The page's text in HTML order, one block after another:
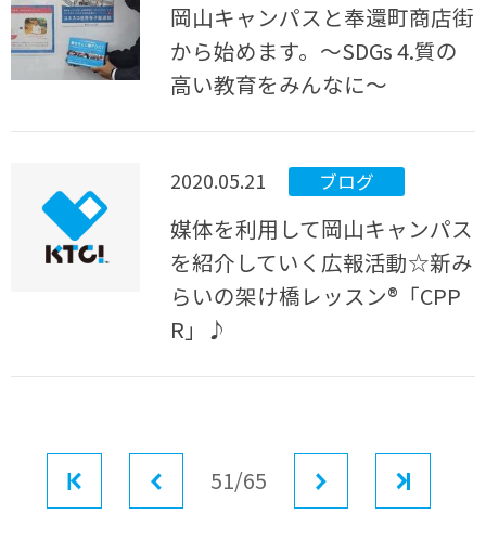
岡山キャンパスと奉還町商店街
から始めます。～SDGs 4.質の
高い教育をみんなに～
2020.05.21 ブログ
媒体を利用して岡山キャンパス
を紹介していく広報活動☆新み
らいの架け橋レッスン®「CPP
R」♪
前へ51/65